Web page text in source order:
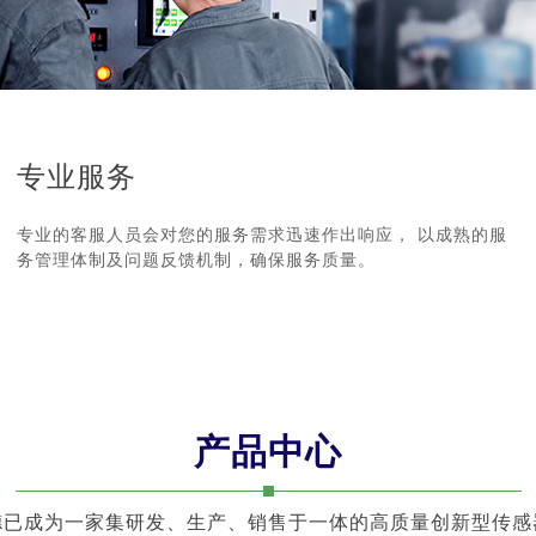
专业服务
专业的客服人员会对您的服务需求迅速作出响应， 以成熟的服
务管理体制及问题反馈机制，确保服务质量。
产品中心
成为一家集研发、生产、销售于一体的高质量创新型传